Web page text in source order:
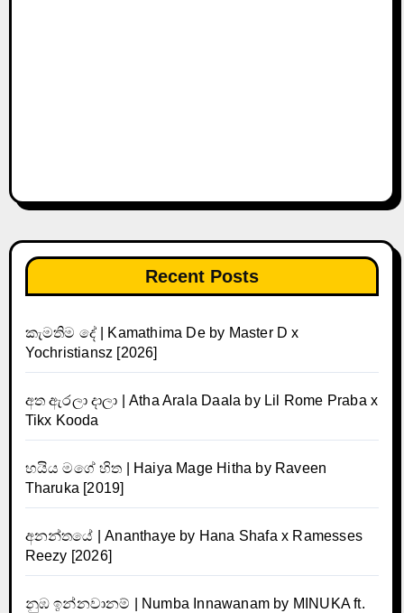
Recent Posts
කැමතිම දේ | Kamathima De by Master D x
Yochristiansz [2026]
අත ඇරලා දාලා | Atha Arala Daala by Lil Rome Praba x
Tikx Kooda
හයිය මගේ හිත | Haiya Mage Hitha by Raveen
Tharuka [2019]
අනන්තයේ | Ananthaye by Hana Shafa x Ramesses
Reezy [2026]
නුඹ ඉන්නවානම් | Numba Innawanam by MINUKA ft.